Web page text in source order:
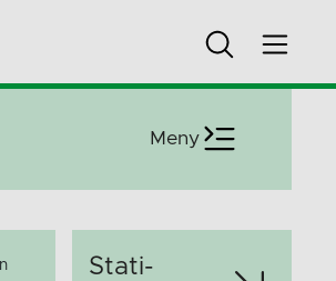
Meny
Stati­